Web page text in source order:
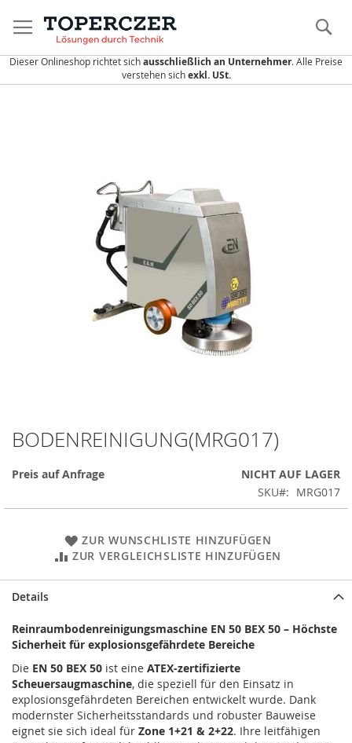
zum
Inhalt
Dieser Onlineshop richtet sichausschließlich an Unternehmer. Alle Preise
verstehen sichexkl. USt.
Zum
Anfang
der
Bildergalerie
BODENREINIGUNG(MRG017)
Preis auf Anfrage
NICHT AUF LAGER
SKU
MRG017
ZUR WUNSCHLISTE HINZUFÜGEN
ZUR VERGLEICHSLISTE HINZUFÜGEN
Details
Reinraumbodenreinigungsmaschine EN 50 BEX 50 – Höchste
Sicherheit für explosionsgefährdete Bereiche
Die EN 50 BEX 50 ist eine ATEX-zertifizierte
Scheuersaugmaschine, die speziell für den Einsatz in
explosionsgefährdeten Bereichen entwickelt wurde. Dank
modernster Sicherheitsstandards und robuster Bauweise
eignet sie sich ideal für Zone 1+21 & 2+22. Ihre leitfähigen